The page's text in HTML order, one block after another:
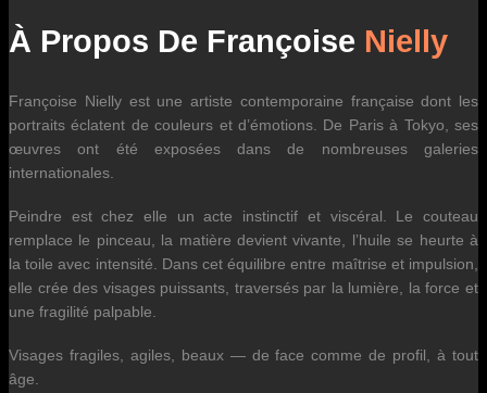
À Propos De Françoise Nielly
Françoise Nielly est une artiste contemporaine française dont les
portraits éclatent de couleurs et d’émotions. De Paris à Tokyo, ses
œuvres ont été exposées dans de nombreuses galeries
internationales.
Peindre est chez elle un acte instinctif et viscéral. Le couteau
remplace le pinceau, la matière devient vivante, l’huile se heurte à
la toile avec intensité. Dans cet équilibre entre maîtrise et impulsion,
elle crée des visages puissants, traversés par la lumière, la force et
une fragilité palpable.
Visages fragiles, agiles, beaux — de face comme de profil, à tout
âge.